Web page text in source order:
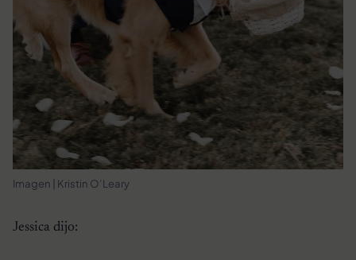
Imagen | Kristin O’Leary
Jessica dijo: